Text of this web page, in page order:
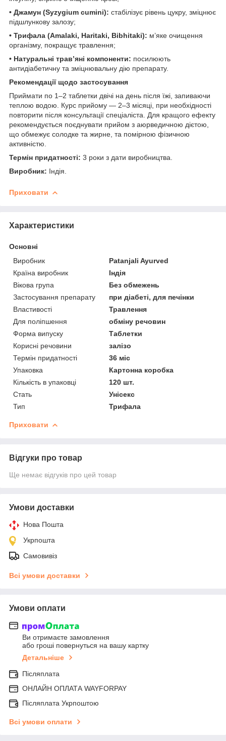
• Джамун (Syzygium cumini): стабілізує рівень цукру, зміцнює
підшлункову залозу;
• Трифала (Amalaki, Haritaki, Bibhitaki): м’яке очищення
організму, покращує травлення;
• Натуральні трав’яні компоненти: посилюють
антидіабетичну та зміцнювальну дію препарату.
Рекомендації щодо застосування
Приймати по 1–2 таблетки двічі на день після їжі, запиваючи
теплою водою. Курс прийому — 2–3 місяці, при необхідності
повторити після консультації спеціаліста. Для кращого ефекту
рекомендується поєднувати прийом з аюрведичною дієтою,
що обмежує солодке та жирне, та помірною фізичною
активністю.
Термін придатності: 3 роки з дати виробництва.
Виробник: Індія.
Приховати
Характеристики
Основні
Виробник
Patanjali Ayurved
Країна виробник
Індія
Вікова група
Без обмежень
Застосування препарату
при діабеті, для печінки
Властивості
Травлення
Для поліпшення
обміну речовин
Форма випуску
Таблетки
Корисні речовини
залізо
Термін придатності
36 міс
Упаковка
Картонна коробка
Кількість в упаковці
120 шт.
Стать
Унісекс
Тип
Трифала
Приховати
Відгуки про товар
Ще немає відгуків про цей товар
Умови доставки
Нова Пошта
Укрпошта
Самовивіз
Всі умови доставки
Умови оплати
Ви отримаєте замовлення
або гроші повернуться на вашу картку
Детальніше
Післяплата
ОНЛАЙН ОПЛАТА WAYFORPAY
Післяплата Укрпоштою
Всі умови оплати